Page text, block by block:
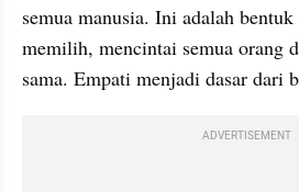
semua manusia. Ini adalah
memilih, mencintai semua orang
sama. Empati menjadi dasar dari
ADVERTISEMENT